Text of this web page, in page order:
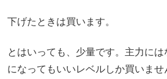
下げたときは買います。
とはいっても、少量です。主力に
になってもいいレベルしか買いませ